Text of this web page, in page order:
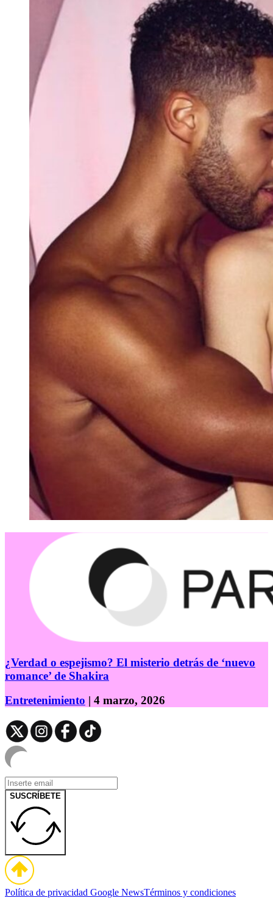
¿Verdad o espejismo? El misterio detrás de ‘nuevo
romance’ de Shakira
Entretenimiento | 4 marzo, 2026
SUSCRÍBETE
Política de privacidad Google NewsTérminos y condiciones